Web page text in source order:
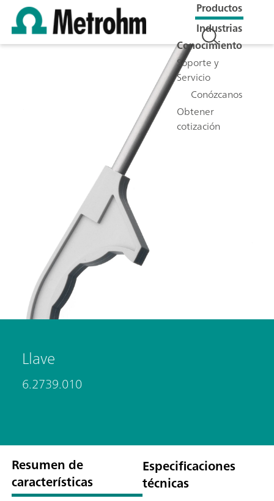
Productos
Industrias
Conocimiento
Soporte y
Servicio
Conózcanos
Obtener
cotización
Llave
6.2739.010
Resumen de
características
Especificaciones
técnicas